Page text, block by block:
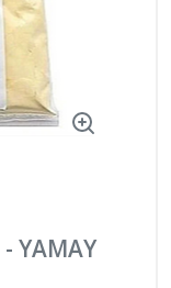
- YAMAY